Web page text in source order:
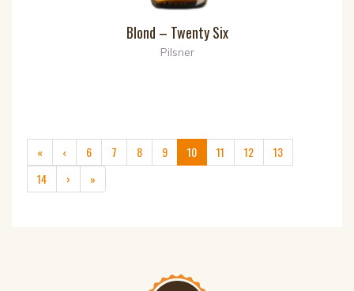
Blond – Twenty Six
Pilsner
« ‹ 6 7 8 9 10(current)
11 12
13
14
› »